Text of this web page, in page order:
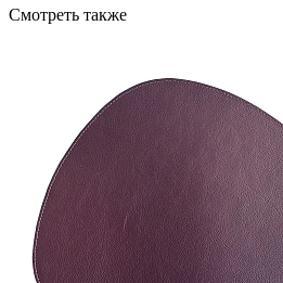
Смотреть также